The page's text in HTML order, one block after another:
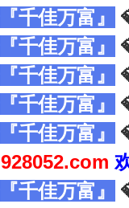
『千佳万富』
『千佳万富』
『千佳万富』
『千佳万富』
『千佳万富』
928052.com
『千佳万富』